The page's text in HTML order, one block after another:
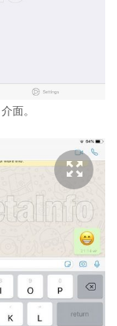
面。